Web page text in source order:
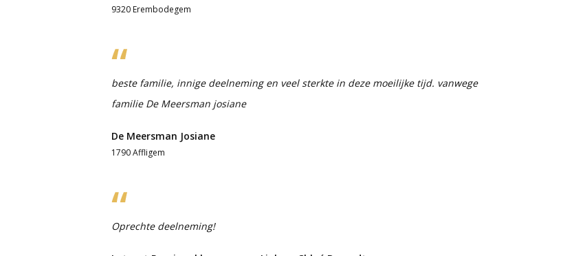
9320 Erembodegem
beste familie, innige deelneming en veel sterkte in deze moeilijke tijd. vanwege
familie De Meersman josiane
De Meersman Josiane
1790 Affligem
Oprechte deelneming!